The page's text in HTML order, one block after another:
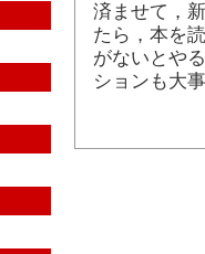
済ませて，
たら，本を
がないとや
ションも大